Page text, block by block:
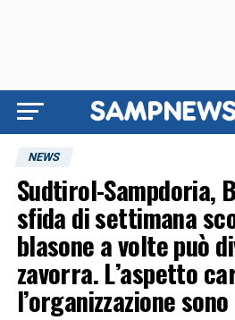
NEWS
Sudtirol-Sampdoria,
sfida di settimana
blasone a volte può
zavorra. L’aspetto
l’organizzazione